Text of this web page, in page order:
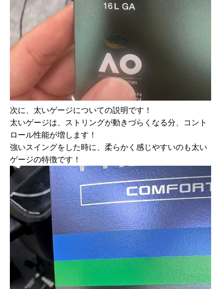
次に、太いゲージについての説明です！
太いゲージは、ストリングが動きづらくなる分、コント
ロール性能が増します！
強いスイングをした時に、柔らかく感じやすいのも太い
ゲージの特徴です！